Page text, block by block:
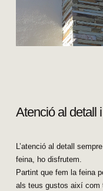
Atenció al detall
L’atenció al detall
feina, ho disfrutem.
Partint que fem la feina
als teus gustos així com